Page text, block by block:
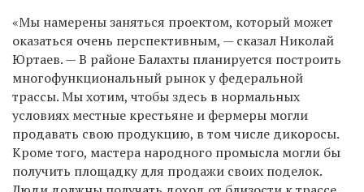
«Мы намерены заняться проектом, который может
оказаться очень перспективным, — сказал Николай
Юртаев. — В районе Балахты планируется построить
многофункциональный рынок у федеральной
трассы. Мы хотим, чтобы здесь в нормальных
условиях местные крестьяне и фермеры могли
продавать свою продукцию, в том числе дикоросы.
Кроме того, мастера народного промысла могли бы
получить площадку для продажи своих поделок.